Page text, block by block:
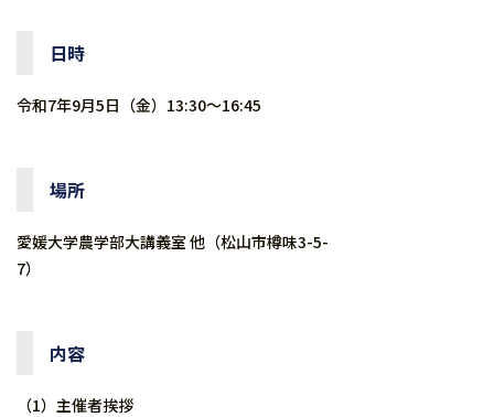
⽇時
令和7年9⽉5⽇（金）13:30〜16:45
場所
愛媛大学農学部大講義室 他（松山市樽味3-5-
7
内容
（1）主催者挨拶